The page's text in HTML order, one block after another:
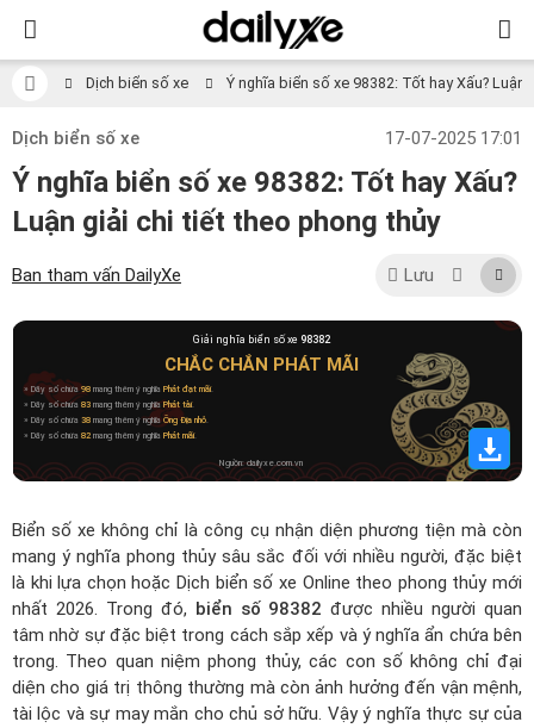
Dịch biển số xe Ý nghĩa biển số xe 98382: Tốt hay Xấu?
Dịch biển số xe 17-07-2025 17:01
Ý nghĩa biển số xe 98382: Tốt hay Xấu?
Luận giải chi tiết theo phong thủy
Ban tham vấn DailyXe Lưu
Giải nghĩa biển số xe 98382
CHẮC CHẮN PHÁT MÃI
» Dãy số chứa98 mang thêm ý nghĩa Phát đạt mãi.
» Dãy số chứa 83 mang thêm ý nghĩaPhát tài.
» Dãy số chứa 38 mang thêm ý nghĩaÔng Địa nhỏ.
» Dãy số chứa 82 mang thêm ý nghĩa Phát mãi.
Nguồn: dailyxe.com.vn
Biển số xe không chỉ là công cụ nhận diện phương tiện mà còn
mang ý nghĩa phong thủy sâu sắc đối với nhiều người, đặc biệt
là khi lựa chọn hoặcDịch biển số xe Online theo phong thủy mới
nhất 2026. Trong đó, biển số 98382 được nhiều người quan
tâm nhờ sự đặc biệt trong cách sắp xếp và ý nghĩa ẩn chứa bên
trong. Theo quan niệm phong thủy, các con số không chỉ đại
diện cho giá trị thông thường mà còn ảnh hưởng đến vận mệnh,
tài lộc và sự may mắn cho chủ sở hữu. Vậy ý nghĩa thực sự của